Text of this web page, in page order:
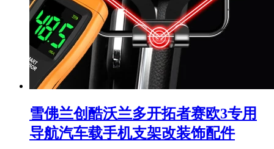
雪佛兰创酷沃兰多开拓者赛欧3专用
导航汽车载手机支架改装饰配件